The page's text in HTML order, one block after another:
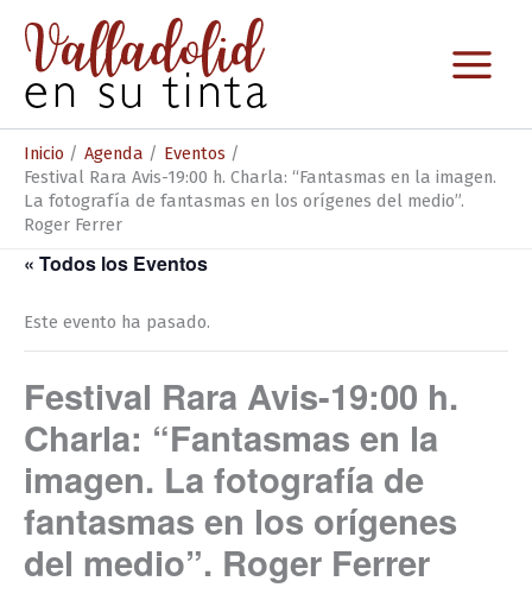
contenido
Inicio Agenda
Eventos
Festival Rara Avis-19:00 h. Charla: “Fantasmas en la imagen.
La fotografía de fantasmas en los orígenes del medio”.
Roger Ferrer
« Todos los Eventos
Este evento ha pasado.
Festival Rara Avis-19:00 h.
Charla: “Fantasmas en la
imagen. La fotografía de
fantasmas en los orígenes
del medio”. Roger Ferrer